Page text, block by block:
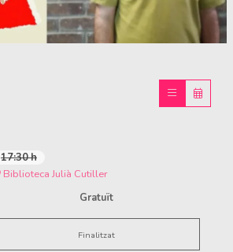
17:30 h
Biblioteca Julià Cutiller
Gratuït
Finalitzat